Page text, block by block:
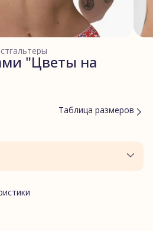
"Цветы на
Таблица размеров